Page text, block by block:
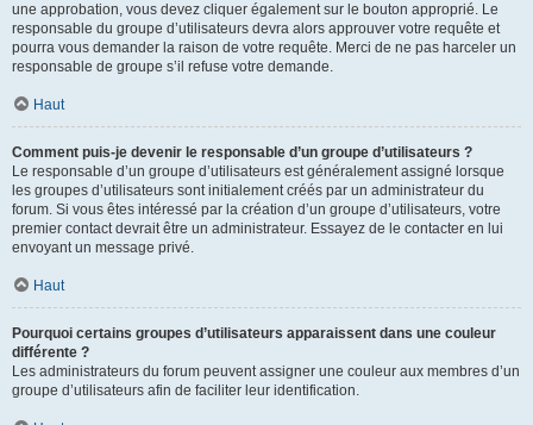
une approbation, vous devez cliquer également sur le bouton approprié. Le
responsable du groupe d’utilisateurs devra alors approuver votre requête et
pourra vous demander la raison de votre requête. Merci de ne pas harceler un
responsable de groupe s’il refuse votre demande.
Haut
Comment puis-je devenir le responsable d’un groupe d’utilisateurs ?
Le responsable d’un groupe d’utilisateurs est généralement assigné lorsque
les groupes d’utilisateurs sont initialement créés par un administrateur du
forum. Si vous êtes intéressé par la création d’un groupe d’utilisateurs, votre
premier contact devrait être un administrateur. Essayez de le contacter en lui
envoyant un message privé.
Haut
Pourquoi certains groupes d’utilisateurs apparaissent dans une couleur
différente ?
Les administrateurs du forum peuvent assigner une couleur aux membres d’un
groupe d’utilisateurs afin de faciliter leur identification.